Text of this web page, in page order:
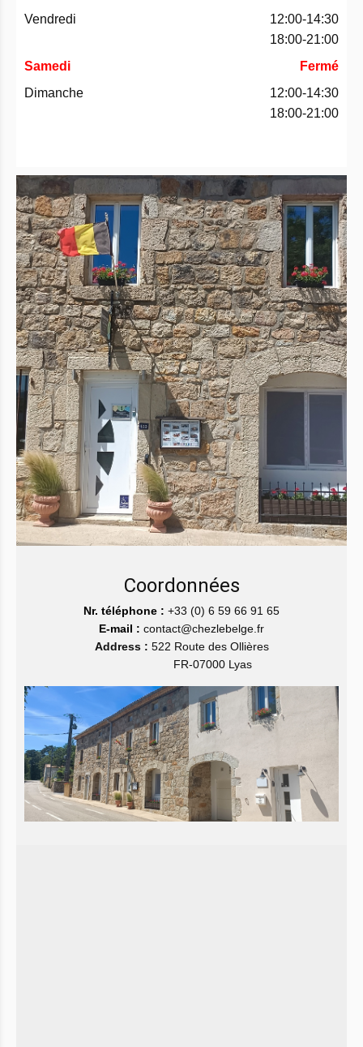
Vendredi
12:00-14:30
18:00-21:00
Samedi
Fermé
Dimanche
12:00-14:30
18:00-21:00
Coordonnées
Nr. téléphone : +33 (0) 6 59 66 91 65
E-mail : contact@chezlebelge.fr
Address : 522 Route des Ollières
FR-07000 Lyas